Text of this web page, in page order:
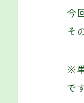
今
そ
※
で